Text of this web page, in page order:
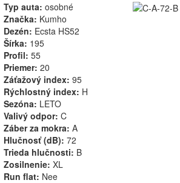
Typ auta: osobné
Značka: Kumho
Dezén: Ecsta HS52
Šírka: 195
Profil: 55
Priemer: 20
Záťažový index: 95
Rýchlostný index: H
Sezóna: LETO
Valivý odpor: C
Záber za mokra: A
Hlučnosť (dB): 72
Trieda hlučnosti: B
Zosilnenie: XL
Run flat: Nee